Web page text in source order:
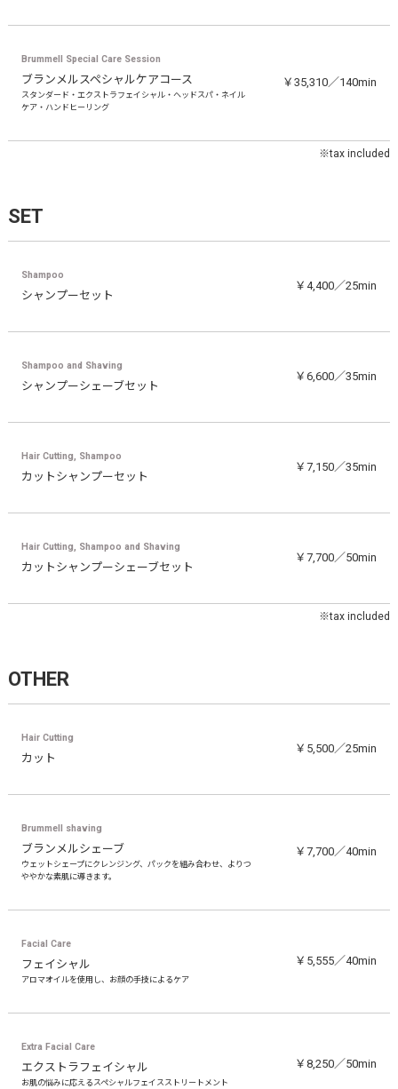
Brummell Special Care Session
ブランメルスペシャルケアコース
スタンダード・エクストラフェイシャル・ヘッドスパ・ネイル
ケア・ハンドヒーリング
￥35,310／140min
※tax included
SET
Shampoo
シャンプーセット
￥4,400／25min
Shampoo and Shaving
シャンプーシェーブセット
￥6,600／35min
Hair Cutting, Shampoo
カットシャンプーセット
￥7,150／35min
Hair Cutting, Shampoo and Shaving
カットシャンプーシェーブセット
￥7,700／50min
※tax included
OTHER
Hair Cutting
カット
￥5,500／25min
Brummell shaving
ブランメルシェーブ
ウェットシェープにクレンジング、パックを組み合わせ、よりつ
ややかな素肌に導きます。
￥7,700／40min
Facial Care
フェイシャル
アロマオイルを使用し、お顔の手技によるケア
￥5,555／40min
Extra Facial Care
エクストラフェイシャル
お肌の悩みに応えるスペシャルフェイスストリートメント
￥8,250／50min